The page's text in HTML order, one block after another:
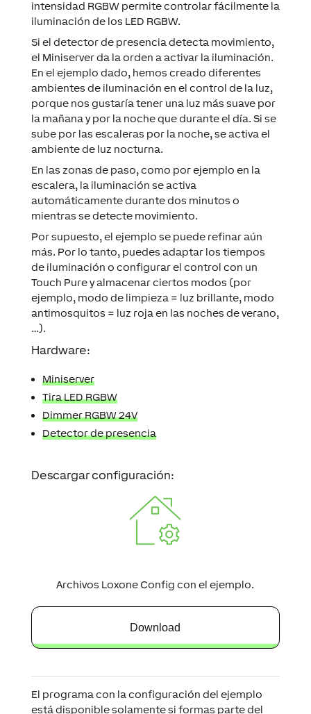
intensidad RGBW permite controlar fácilmente la
iluminación de los LED RGBW.
Si el detector de presencia detecta movimiento,
el Miniserver da la orden a activar la iluminación.
En el ejemplo dado, hemos creado diferentes
ambientes de iluminación en el control de la luz,
porque nos gustaría tener una luz más suave por
la mañana y por la noche que durante el día. Si se
sube por las escaleras por la noche, se activa el
ambiente de luz nocturna.
En las zonas de paso, como por ejemplo en la
escalera, la iluminación se activa
automáticamente durante dos minutos o
mientras se detecte movimiento.
Por supuesto, el ejemplo se puede refinar aún
más. Por lo tanto, puedes adaptar los tiempos
de iluminación o configurar el control con un
Touch Pure y almacenar ciertos modos (por
ejemplo, modo de limpieza = luz brillante, modo
antimosquitos = luz roja en las noches de verano,
…).
Hardware:
Miniserver
Tira LED RGBW
Dimmer RGBW 24V
Detector de presencia
Descargar configuración:
Archivos Loxone Config con el ejemplo.
Download
El programa con la configuración del ejemplo
está disponible solamente si formas parte del